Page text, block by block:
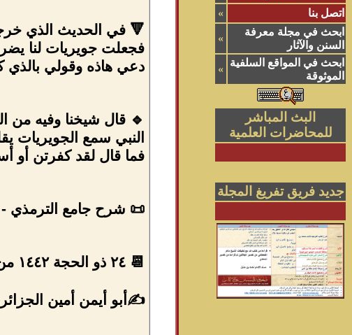
اتصل بنا
»
ابحث في مجلة معرفة
السنن والآثار
»
ابحث في المواقع السلفية
الموثوقة
»
البث المباشر
للمحاضرات العلمية
جديد فريق تفريغ المجلة
🔻 في الحديث الذي
فجعلت جويريات لنا
دعي هاذه وقولي بالذي
🔹 قال شيخنا وفيه من
النبي سمع الجويريات
فما قال لقد كفرتن أو
📜 شرح جامع الترمذي -
📆 ٢٤ ذو الحجة ١٤٤٢ من الهجرة .
✍أبو أيمن أمين